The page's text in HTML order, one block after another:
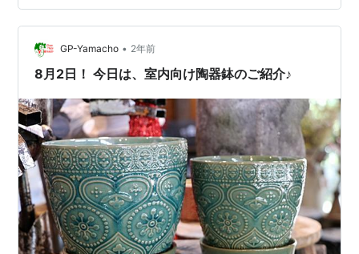
は50倍以上。運を使い果たして手に入れた、奇跡の一
鉢。 価格は……まあ、妻には言えない。諭吉が5人ほど旅
立ったとだけ言っておこう。 「かっこいい……。もはや
アートだ。器だけで酒が飲める」 私は鉢をテーブルに置
GP-Yamacho • 2年前
8月2日！ 今日は、室内向け陶器鉢のご紹介♪